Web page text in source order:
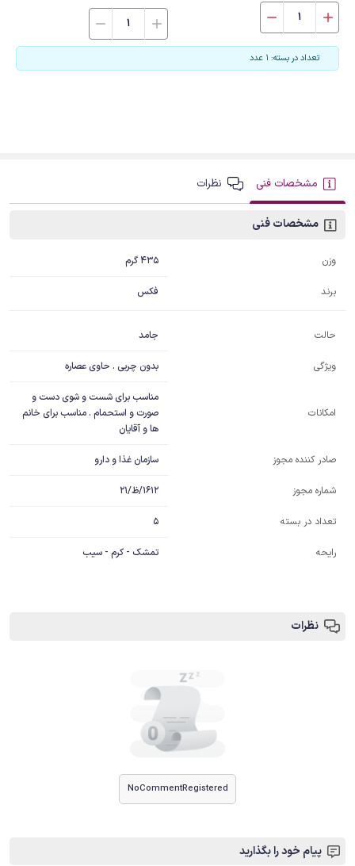
تعداد در بسته: 1 عدد
مشخصات فنی نظرات
مشخصات فنی
وزن 435 گرم
برند فکس
حالت جامد
ویژگی بدون چربی . حاوی عصاره
امکانات
ها و آقایان
صادر کننده مجوز سازمان غذا و دارو
شماره مجوز 1612/ظ/21
تعداد در بسته 5
رایحه تمشک - کرم - سیب
نظرات
NoCommentRegistered
پیام خود را بگذارید